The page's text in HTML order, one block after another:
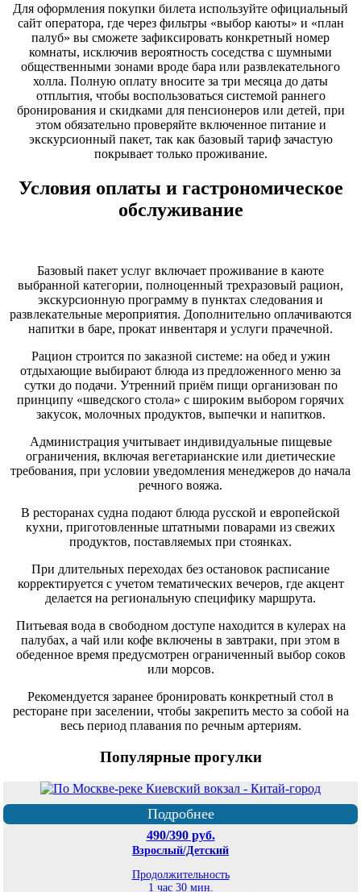
Для оформления покупки билета используйте официальный
сайт оператора, где через фильтры «выбор каюты» и «план
палуб» вы сможете зафиксировать конкретный номер
комнаты, исключив вероятность соседства с шумными
общественными зонами вроде бара или развлекательного
холла. Полную оплату вносите за три месяца до даты
отплытия, чтобы воспользоваться системой раннего
бронирования и скидками для пенсионеров или детей, при
этом обязательно проверяйте включенное питание и
экскурсионный пакет, так как базовый тариф зачастую
покрывает только проживание.
Условия оплаты и гастрономическое
обслуживание
Базовый пакет услуг включает проживание в каюте
выбранной категории, полноценный трехразовый рацион,
экскурсионную программу в пунктах следования и
развлекательные мероприятия. Дополнительно оплачиваются
напитки в баре, прокат инвентаря и услуги прачечной.
Рацион строится по заказной системе: на обед и ужин
отдыхающие выбирают блюда из предложенного меню за
сутки до подачи. Утренний приём пищи организован по
принципу «шведского стола» с широким выбором горячих
закусок, молочных продуктов, выпечки и напитков.
Администрация учитывает индивидуальные пищевые
ограничения, включая вегетарианские или диетические
требования, при условии уведомления менеджеров до начала
речного вояжа.
В ресторанах судна подают блюда русской и европейской
кухни, приготовленные штатными поварами из свежих
продуктов, поставляемых при стоянках.
При длительных переходах без остановок расписание
корректируется с учетом тематических вечеров, где акцент
делается на региональную специфику маршрута.
Питьевая вода в свободном доступе находится в кулерах на
палубах, а чай или кофе включены в завтраки, при этом в
обеденное время предусмотрен ограниченный выбор соков
или морсов.
Рекомендуется заранее бронировать конкретный стол в
ресторане при заселении, чтобы закрепить место за собой на
весь период плавания по речным артериям.
Популярные прогулки
Подробнее
490/390 руб.
Взрослый/Детский
Продолжительность
1 час 30 мин.